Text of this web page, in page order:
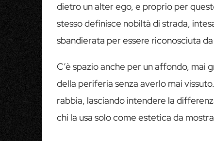
dietro un alter ego, e proprio per
stesso definisce nobiltà di strada,
sbandierata per essere riconosciuta da
C’è spazio anche per un affondo, mai
della periferia senza averlo mai
rabbia, lasciando intendere la
chi la usa solo come estetica da